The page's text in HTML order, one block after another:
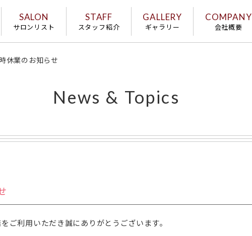
SALON
サロンリスト
STAFF
スタッフ紹介
GALLERY
ギャラリー
COMPANY
会社概要
休業のお知らせ
News & Topics
ご利用いただき誠にありがとうございます。